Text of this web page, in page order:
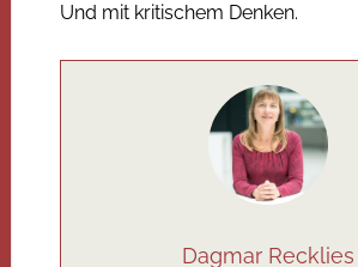
Und mit kritischem Denken.
Dagmar Recklies